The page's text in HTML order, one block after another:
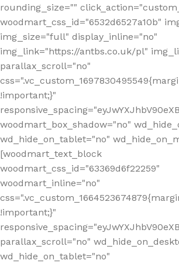
rounding_size=""
woodmart_css_id="6532d6527a10b"
img_size="full" display_inline="no"
img_link="https://antbs.co.uk/pl"
parallax_scroll="no"
!important;}"
woodmart_box_shadow="no"
wd_hide_on_tablet="no"
[woodmart_text_block
woodmart_css_id="63369d6f22259"
woodmart_inline="no"
!important;}"
parallax_scroll="no"
wd_hide_on_tablet="no"